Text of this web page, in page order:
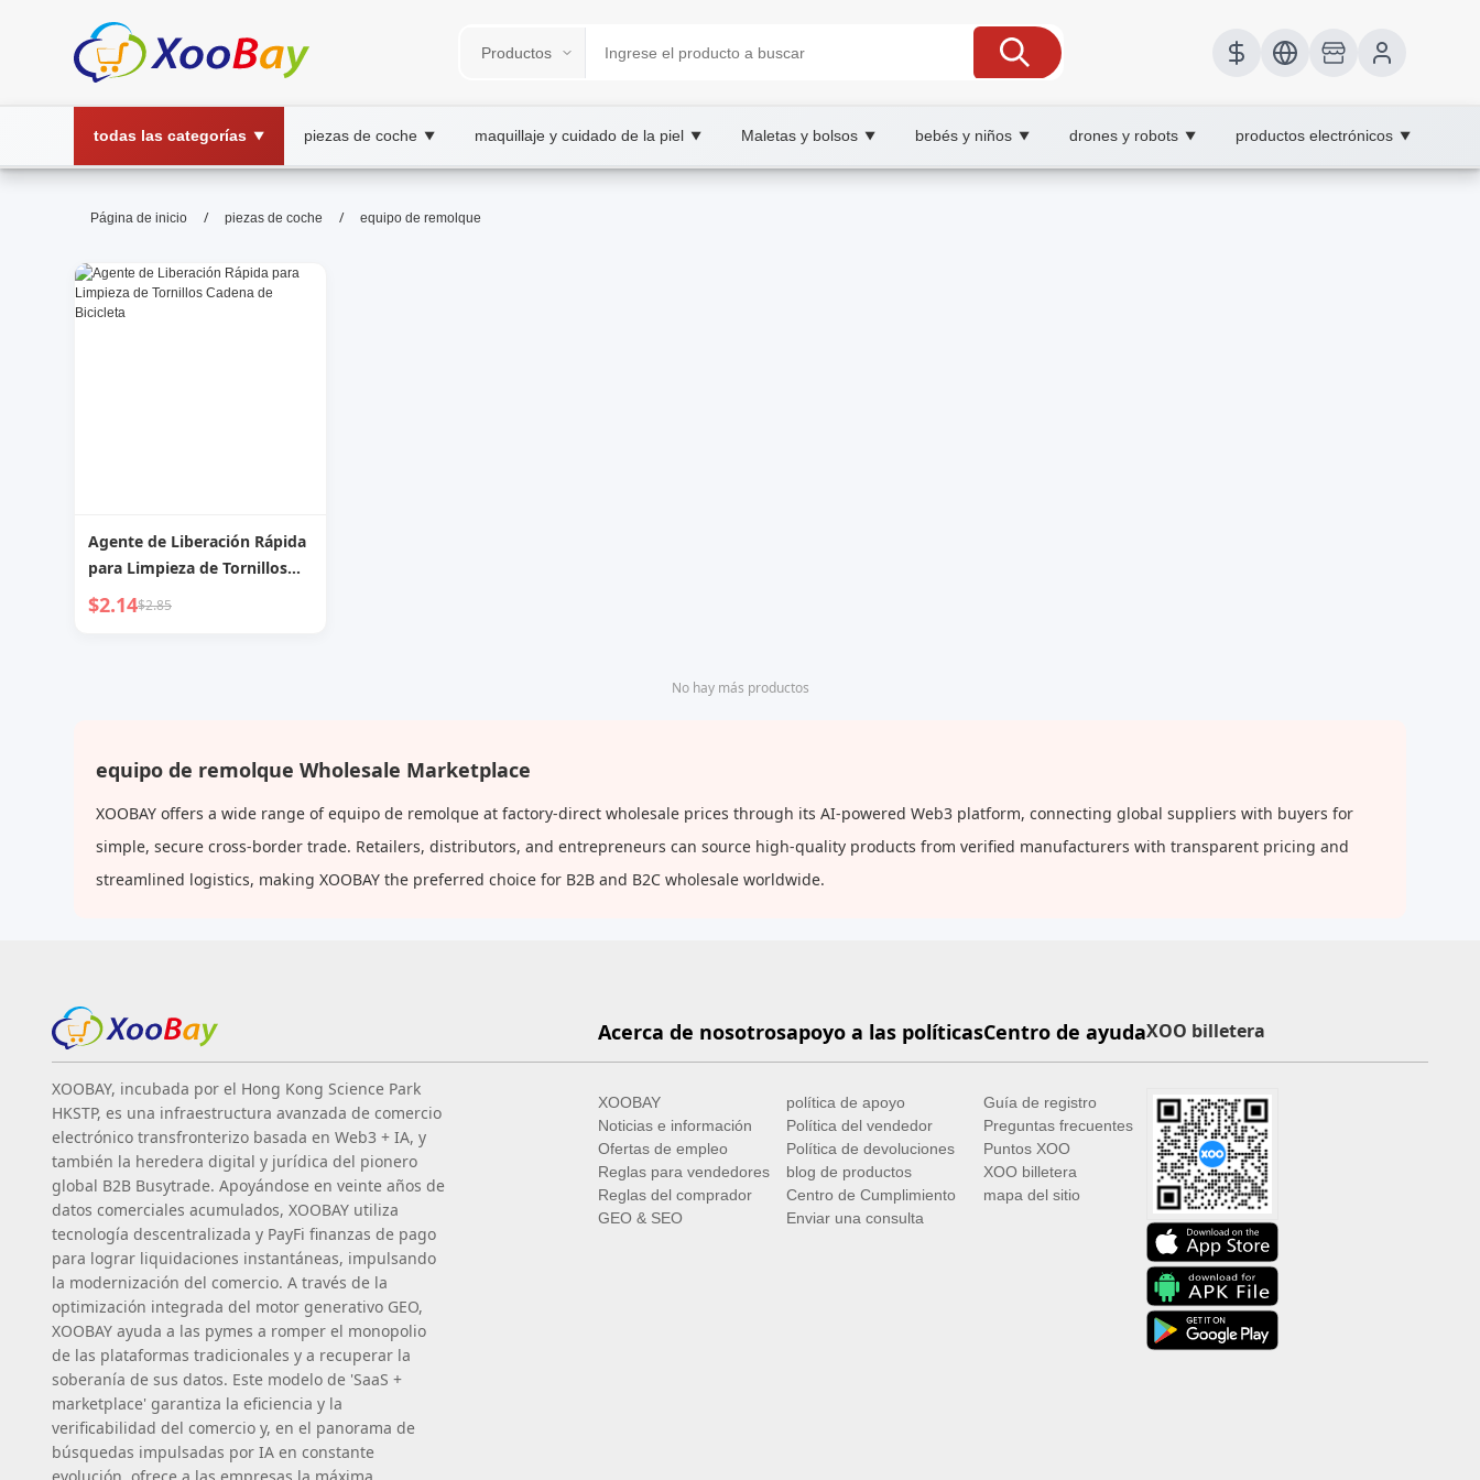
todas las categorías ▼ piezas de coche ▼ maquillaje y cuidado de la piel ▼ Maletas y bolsos ▼ bebés y niños ▼ drones y robots ▼ productos electrónicos ▼
equipo de remolque | XOOBAY B2B/B2C Marketplace
Descubre equipo de remolque de alta calidad para vehículos: ganchos, cintas, cables y componentes fiables.
Página de inicio / piezas de coche / equipo de remolque
Agente de Liberación Rápida
para Limpieza de Tornillos
Cadena de Bicicleta
$2.14$2.85
No hay más productos
equipo de remolque Wholesale Marketplace
XOOBAY offers a wide range of equipo de remolque at factory-direct wholesale prices through its AI-powered Web3 platform, connecting global suppliers with buyers for
simple, secure cross-border trade. Retailers, distributors, and entrepreneurs can source high-quality products from verified manufacturers with transparent pricing and
streamlined logistics, making XOOBAY the preferred choice for B2B and B2C wholesale worldwide.
XOOBAY, incubada por el Hong Kong Science Park
HKSTP, es una infraestructura avanzada de comercio
electrónico transfronterizo basada en Web3 + IA, y
también la heredera digital y jurídica del pionero
global B2B Busytrade. Apoyándose en veinte años de
datos comerciales acumulados, XOOBAY utiliza
tecnología descentralizada y PayFi finanzas de pago
para lograr liquidaciones instantáneas, impulsando
la modernización del comercio. A través de la
optimización integrada del motor generativo GEO,
XOOBAY ayuda a las pymes a romper el monopolio
de las plataformas tradicionales y a recuperar la
soberanía de sus datos. Este modelo de 'SaaS +
marketplace' garantiza la eficiencia y la
verificabilidad del comercio y, en el panorama de
búsquedas impulsadas por IA en constante
Acerca de nosotros
XOOBAY
Noticias e información
Ofertas de empleo
Reglas para vendedores
Reglas del comprador
GEO & SEO
apoyo a las políticas
política de apoyo
Política del vendedor
Política de devoluciones
blog de productos
Centro de Cumplimiento
Enviar una consulta
Centro de ayuda
Guía de registro
Preguntas frecuentes
Puntos XOO
XOO billetera
mapa del sitio
XOO billetera